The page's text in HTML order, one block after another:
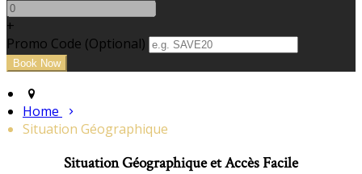
+
Promo Code (Optional)
Home
Situation Géographique
Situation Géographique et Accès Facile